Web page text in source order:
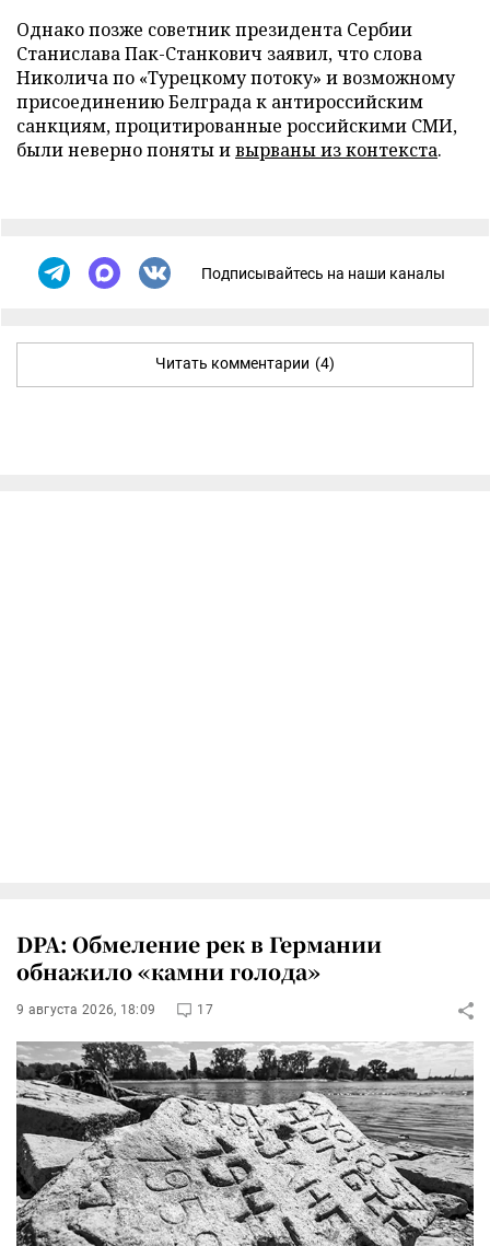
Однако позже советник президента Сербии
Станислава Пак-Станкович заявил, что слова
Николича по «Турецкому потоку» и возможному
присоединению Белграда к антироссийским
санкциям, процитированные российскими СМИ,
были неверно поняты ивырваны из контекста.
Подписывайтесь на наши каналы
Читать комментарии (4)
DPA: Обмеление рек в Германии
обнажило «камни голода»
9 августа 2026, 18:09 17